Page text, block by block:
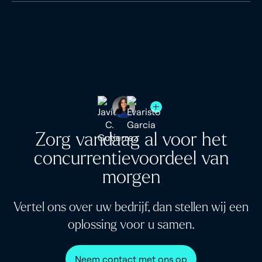
Zorg vandaag al voor het
concurrentievoordeel van
morgen
Vertel ons over uw bedrijf, dan stellen wij een
oplossing voor u samen.
Neem contact met ons op